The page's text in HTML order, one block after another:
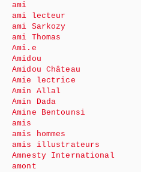
ami
ami lecteur
ami Sarkozy
ami Thomas
Ami.e
Amidou
Amidou Château
Amie lectrice
Amin Allal
Amin Dada
Amine Bentounsi
amis
amis hommes
amis illustrateurs
Amnesty International
amont